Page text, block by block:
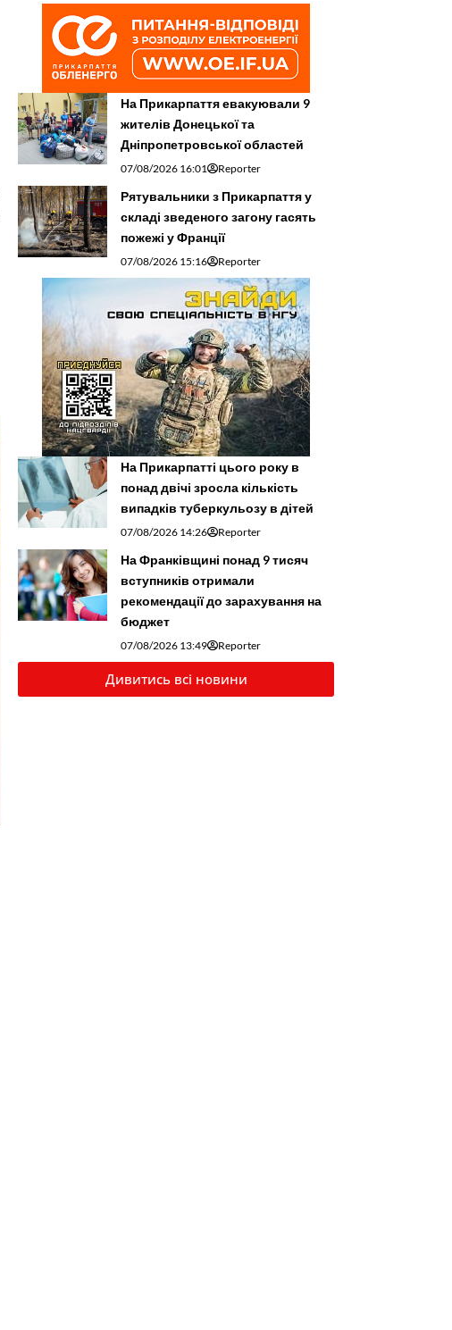
На Прикарпаття евакуювали 9
жителів Донецької та
Дніпропетровської областей
07/08/2026 16:01 Reporter
Рятувальники з Прикарпаття у
складі зведеного загону гасять
пожежі у Франції
07/08/2026 15:16 Reporter
На Прикарпатті цього року в
понад двічі зросла кількість
випадків туберкульозу в дітей
07/08/2026 14:26 Reporter
На Франківщині понад 9 тисяч
вступників отримали
рекомендації до зарахування на
бюджет
07/08/2026 13:49 Reporter
Дивитись всі новини